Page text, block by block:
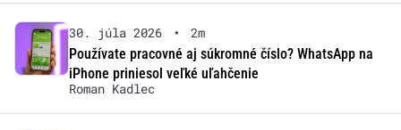
30. júla 2026 •
2m
Používate pracovné aj súkromné číslo? WhatsApp na
iPhone priniesol veľké uľahčenie
Roman Kadlec